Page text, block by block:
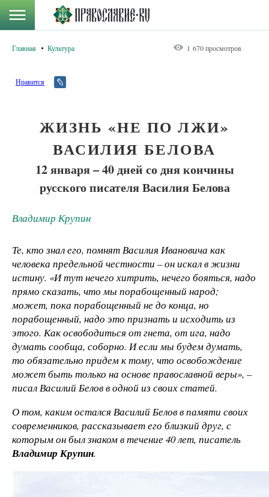
Главная Культура 1 670 просмотров
Нравится
ЖИЗНЬ «НЕ ПО ЛЖИ»
ВАСИЛИЯ БЕЛОВА
12 января – 40 дней со дня кончины
русского писателя Василия Белова
Владимир Крупин
Те, кто знал его, помнят Василия Ивановича как
человека предельной честности – он искал в жизни
истину. «И тут нечего хитрить, нечего бояться, надо
прямо сказать, что мы порабощенный народ;
может, пока порабощенный не до конца, но
порабощенный, надо это признать и исходить из
этого. Как освободиться от гнета, от ига, надо
думать сообща, соборно. И если мы будем думать,
то обязательно придем к тому, что освобождение
может быть только на основе православной веры», –
писал Василий Белов в одной из своих статей.
О том, каким остался Василий Белов в памяти своих
современников, рассказывает его близкий друг, с
которым он был знаком в течение 40 лет, писатель
Владимир Крупин.